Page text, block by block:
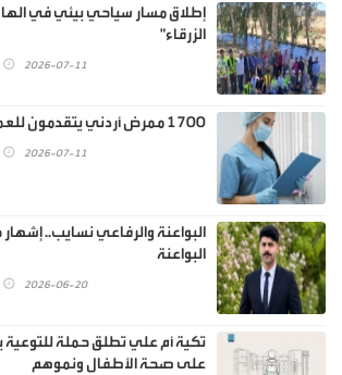
إطلاق مسار سياحي بيئي في
الزرقاء"
2026-07-11
1700 ممرض أردني يتقدمون للعمل في إيطاليا
2026-07-11
البواعنة والرفاعي نسايب..
البواعنة
2026-06-20
تكية أم علي تطلق حملة للتوعية
على صحة الأطفال ونموهم